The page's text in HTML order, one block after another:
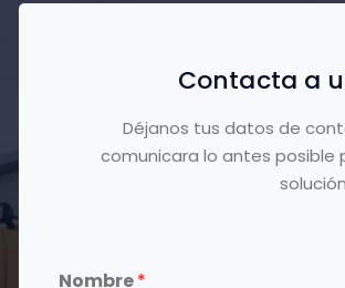
Contacta a
Déjanos tus datos de
comunicara lo antes posible
Nombre*